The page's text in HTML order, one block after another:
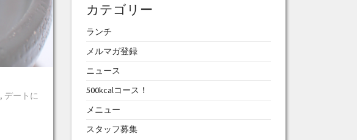
, デートに
カテゴリー
ランチ
メルマガ登録
ニュース
500kcalコース！
メニュー
スタッフ募集